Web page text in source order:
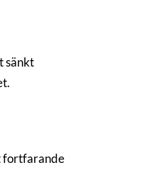
sänkt
fortfarande